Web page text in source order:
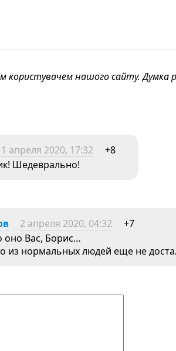
нашого сайту. Думка
1 апреля 2020, 17:32
+8
Шедеврально!
2 апреля 2020, 04:32
+7
оно Вас, Борис…
из нормальных людей еще не